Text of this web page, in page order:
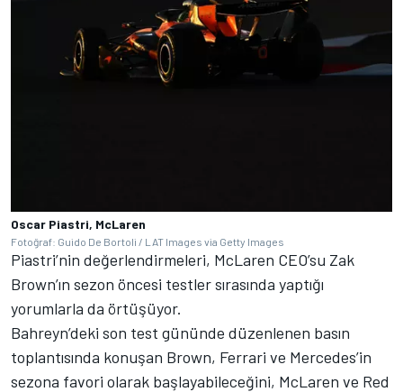
Oscar Piastri, McLaren
Fotoğraf: Guido De Bortoli / LAT Images via Getty Images
Piastri’nin değerlendirmeleri, McLaren CEO’su Zak
Brown’ın sezon öncesi testler sırasında yaptığı
yorumlarla da örtüşüyor.
Bahreyn’deki son test gününde düzenlenen basın
toplantısında konuşan Brown, Ferrari ve Mercedes’in
sezona favori olarak başlayabileceğini, McLaren ve Red